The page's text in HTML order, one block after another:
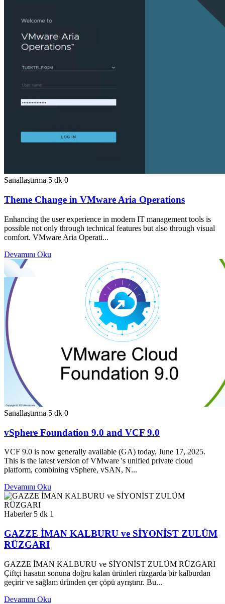
Sanallaştırma 5 dk 0
Theme Change in VMware Aria Operations
Enhancing the user experience in modern IT management tools is
possible not only through technical features but also through visual
comfort. VMware Aria Operati...
Devamını Oku
Sanallaştırma 5 dk 0
vSphere Foundation 9.0 and VCF 9.0
VCF 9.0 is now generally available (GA) today, June 17, 2025.
This is the latest version of VMware 's unified private cloud
platform, combining vSphere, vSAN, N...
Devamını Oku
Haberler 5 dk 1
GAZZE İMAN KALBURU ve SİYONİST ZULÜM
RÜZGARI
GAZZE İMAN KALBURU ve SİYONİST ZULÜM RÜZGARI
Çiftçi hasatın sonuna doğru kalan ürünleri rüzgarda bir kalburdan
geçirir ve sağlam üründen çer çöpü ayrıştırır. Bu...
Devamını Oku